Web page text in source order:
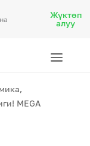
Жүктөп
алуу
MEGA